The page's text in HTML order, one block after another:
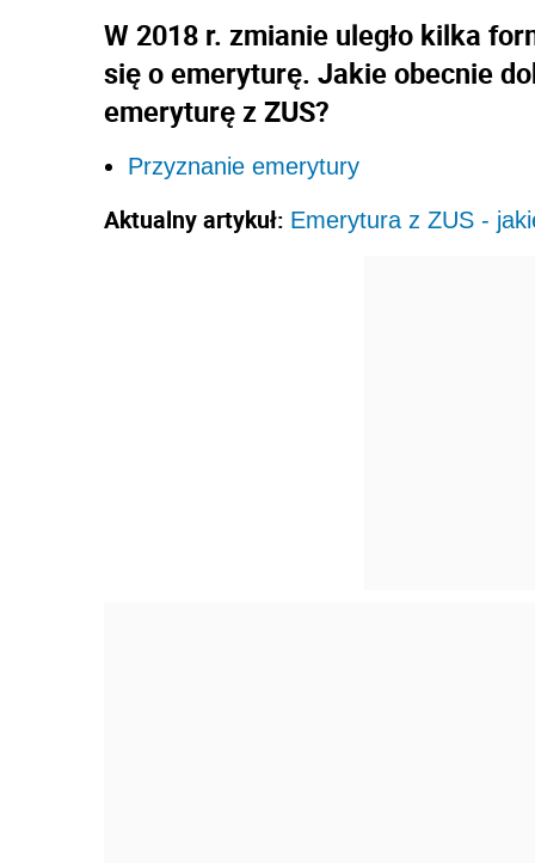
W 2018 r. zmianie uległo kilka
się o emeryturę. Jakie obecnie
emeryturę z ZUS?
Przyznanie emerytury
Aktualny artykuł: Emerytura z ZUS -